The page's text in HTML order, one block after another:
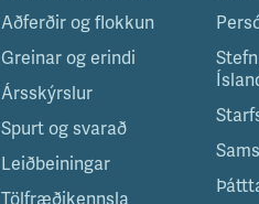
Aðferðir og flokkun
Greinar og erindi
Ársskýrslur
Spurt og svarað
Leiðbeiningar
Tölfræðikennsla